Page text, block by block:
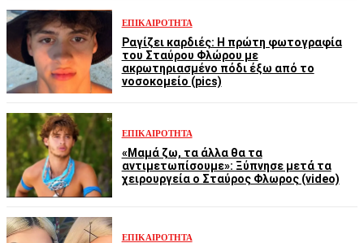
ΕΠΙΚΑΙΡΌΤΗΤΑ
Ραγίζει καρδιές: Η πρώτη φωτογραφία
του Σταύρου Φλώρου με
ακρωτηριασμένο πόδι έξω από το
νοσοκομείο (pics)
ΕΠΙΚΑΙΡΌΤΗΤΑ
«Μαμά ζω, τα άλλα θα τα
αντιμετωπίσουμε»: Ξύπνησε μετά τα
χειρουργεία ο Σταύρος Φλωρος (video)
ΕΠΙΚΑΙΡΌΤΗΤΑ